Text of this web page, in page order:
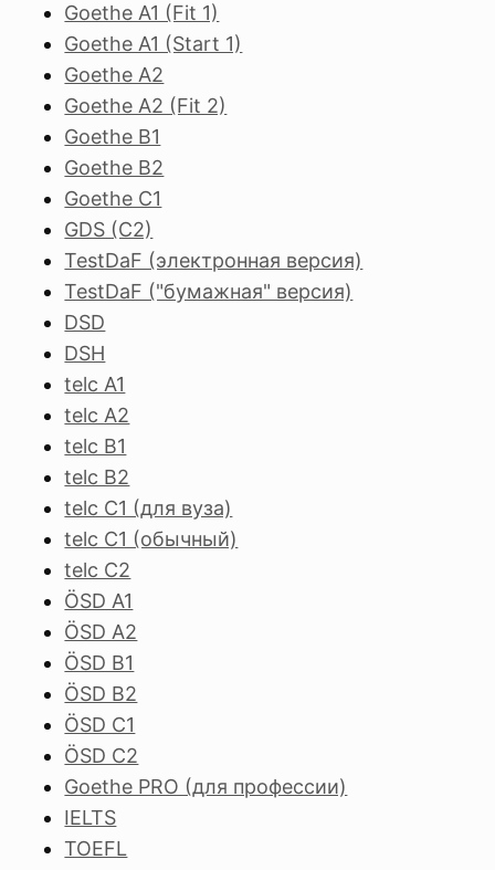
Goethe A1 (Fit 1)
Goethe A1 (Start 1)
Goethe A2
Goethe A2 (Fit 2)
Goethe B1
Goethe B2
Goethe C1
GDS (C2)
TestDaF (электронная версия)
TestDaF ("бумажная" версия)
DSD
DSH
telc A1
telc A2
telc B1
telc B2
telc C1 (для вуза)
telc C1 (обычный)
telc C2
ÖSD A1
ÖSD A2
ÖSD B1
ÖSD B2
ÖSD C1
ÖSD C2
Goethe PRO (для профессии)
IELTS
TOEFL